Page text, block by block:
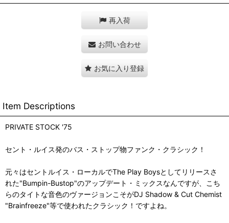
再入荷
お問い合わせ
お気に入り登録
Item Descriptions
PRIVATE STOCK '75
セント・ルイス発のバス・ストップ物ファンク・クラシック！
元々はセントルイス・ローカルでThe Play Boysとしてリリースさ
れた"Bumpin-Bustop"のアップデート・ミックスなんですが、こち
らのタイトな音色のヴァージョンこそがDJ Shadow & Cut Chemist
"Brainfreeze"等で使われたクラシック！ですよね。